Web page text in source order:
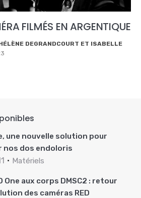
FILMÉS EN ARGENTIQUE
DEGRANDCOURT ET ISABELLE
une nouvelle solution pour
nos dos endoloris
Matériels
One aux corps DMSC2 : retour
des caméras RED